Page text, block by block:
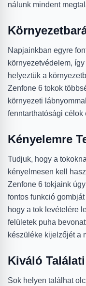
nálunk mindent
Napjainkban egyre
környezetvédelem,
helyeztük a
Zenfone 6 tokok
környezeti
fenntarthatósági célok
Kényelemre
Tudjuk, hogy a
kényelmesen kell
Zenfone 6 tokjaink
fontos funkció
hogy a tok levételére
felületek puha
készüléke kijelzőjét a
Kiváló
Sok helyen találhat